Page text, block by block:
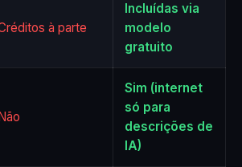
à parte
Incluídas via
modelo
gratuito
Não
Sim (internet
só para
descrições de
IA)